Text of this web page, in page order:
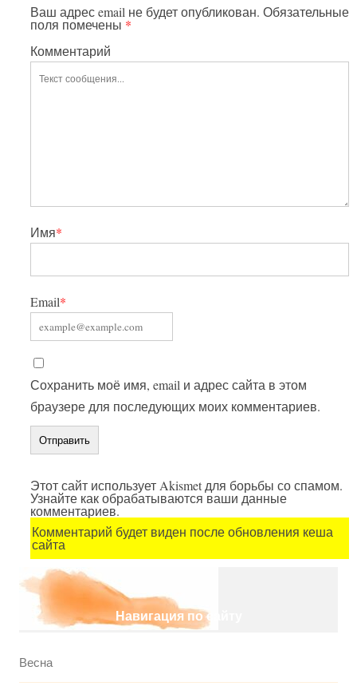
Ваш адрес email не будет опубликован. Обязательные
поля помечены *
Комментарий
Имя*
Email*
Сохранить моё имя, email и адрес сайта в этом
браузере для последующих моих комментариев.
Этот сайт использует Akismet для борьбы со спамом.
Узнайте как обрабатываются ваши данные
комментариев.
Комментарий будет виден после обновления кеша
сайта
Навигация по сайту
Весна